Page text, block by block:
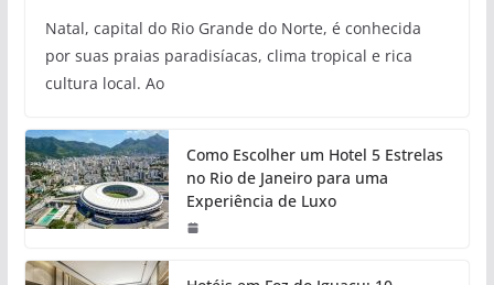
Natal, capital do Rio Grande do Norte, é conhecida
por suas praias paradisíacas, clima tropical e rica
cultura local. Ao
Como Escolher um Hotel 5 Estrelas
no Rio de Janeiro para uma
Experiência de Luxo